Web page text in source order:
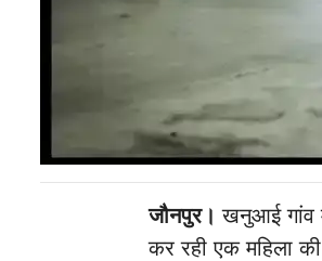
जौनपुर। खनुआई गांव
कर रही एक महिला